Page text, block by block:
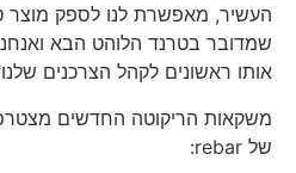
העשיר, מאפשרת לנו לספק מוצר
אותו ראשונים לקהל הצרכנים שלנו".
משקאות הריקוטה החדשים
של rebar: